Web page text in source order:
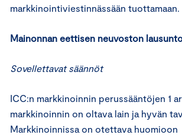
markkinointiviestinnässään tuottamaan.
Mainonnan eettisen neuvoston
Sovellettavat säännöt
ICC:n markkinoinnin perussääntöjen 1
markkinoinnin on oltava lain ja hyvän
Markkinoinnissa on otettava huomioon